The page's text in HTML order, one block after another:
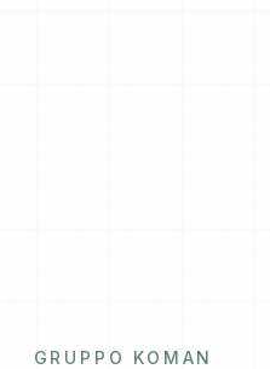
GRUPPO KOMAN